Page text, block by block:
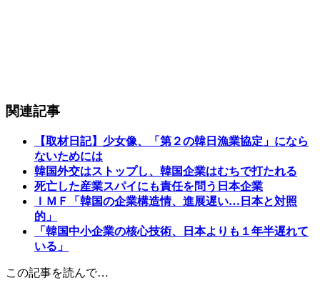
関連記事
【取材日記】少女像、「第２の韓日漁業協定」になら
ないためには
韓国外交はストップし、韓国企業はむちで打たれる
死亡した産業スパイにも責任を問う日本企業
ＩＭＦ「韓国の企業構造情、進展遅い…日本と対照
的」
「韓国中小企業の核心技術、日本よりも１年半遅れて
いる」
この記事を読んで…